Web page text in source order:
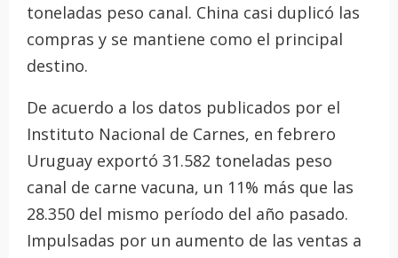
toneladas peso canal. China casi duplicó las
compras y se mantiene como el principal
destino.
De acuerdo a los datos publicados por el
Instituto Nacional de Carnes, en febrero
Uruguay exportó 31.582 toneladas peso
canal de carne vacuna, un 11% más que las
28.350 del mismo período del año pasado.
Impulsadas por un aumento de las ventas a